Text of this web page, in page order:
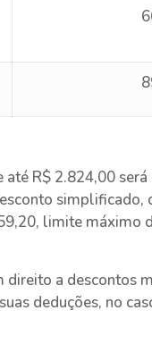
R$ 2.824,00
simplificado,
limite máximo
a descontos
deduções, no